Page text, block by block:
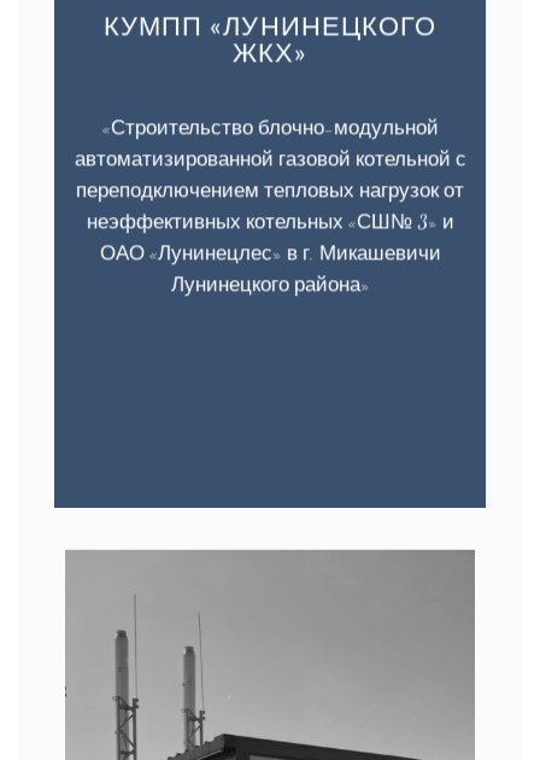
КУМПП «ЛУНИНЕЦКОГО
ЖКХ»
«Строительство блочно-модульной
автоматизированной газовой котельной с
переподключением тепловых нагрузок от
неэффективных котельных «СШ№ 3» и
ОАО «Лунинецлес» в г. Микашевичи
Лунинецкого района»